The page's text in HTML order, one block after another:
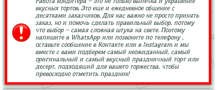
вкусных тортов. Это еще и ежедневное общение с
десятками заказчиков. Для нас важно не просто принять
заказ, но и помочь сделать правильный выбор, потому
что выбор – самая сложная штука на свете. Поэтому
напишите в WhatsApp или позвоните по телефону ,
оставьте сообщение в Контакте или в Instagram и мы
вместе с вами подберем самый неожиданный, самый
оригинальный и самый вкусный праздничный торт или
десерт, подходящий для вашего торжества, чтобы
превосходно отметить праздник!